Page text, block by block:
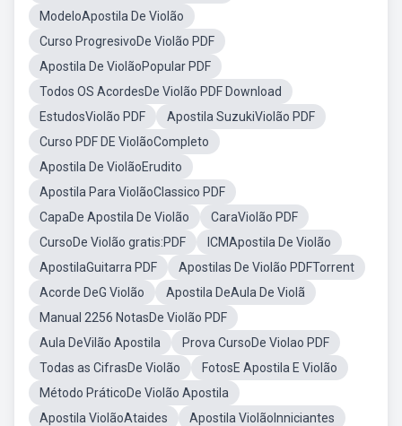
ModeloApostila De Violão
Curso ProgresivoDe Violão PDF
Apostila De ViolãoPopular PDF
Todos OS AcordesDe Violão PDF Download
EstudosViolão PDF
Apostila SuzukiViolão PDF
Curso PDF DE ViolãoCompleto
Apostila De ViolãoErudito
Apostila Para ViolãoClassico PDF
CapaDe Apostila De Violão
CaraViolão PDF
CursoDe Violão gratis:PDF
ICMApostila De Violão
ApostilaGuitarra PDF
Apostilas De Violão PDFTorrent
Acorde DeG Violão
Apostila DeAula De Violã
Manual 2256 NotasDe Violão PDF
Aula DeVilão Apostila
Prova CursoDe Violao PDF
Todas as CifrasDe Violão
FotosE Apostila E Violão
Método PráticoDe Violão Apostila
Apostila ViolãoAtaides
Apostila ViolãoInniciantes